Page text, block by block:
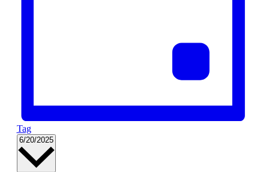
Tag
6/20/2025 Datum